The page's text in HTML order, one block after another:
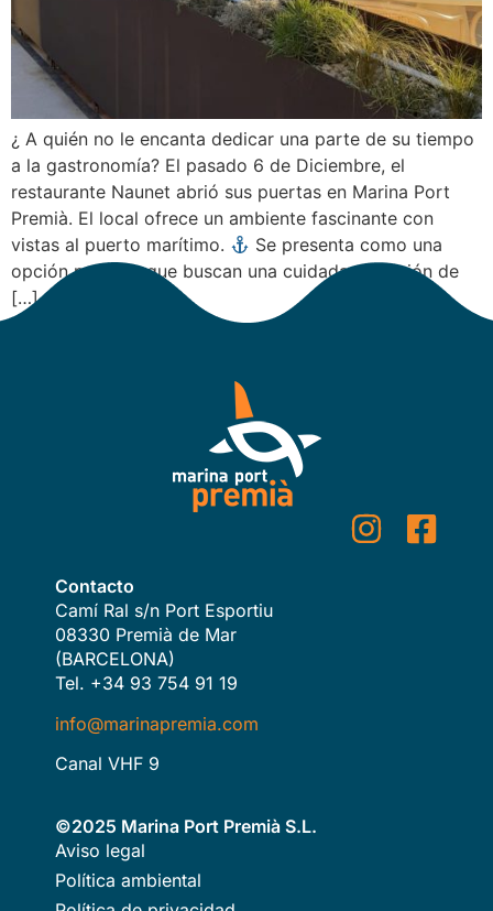
¿ A quién no le encanta dedicar una parte de su tiempo
a la gastronomía? El pasado 6 de Diciembre, el
restaurante Naunet abrió sus puertas en Marina Port
Premià. El local ofrece un ambiente fascinante con
vistas al puerto marítimo.
Se presenta como una
opción para los que buscan una cuidada selección de
[…]
Contacto
Camí Ral s/n Port Esportiu
08330 Premià de Mar
(BARCELONA)
Tel. +34 93 754 91 19
info@marinapremia.com
Canal VHF 9
©2025 Marina Port Premià S.L.
Aviso legal
Política ambiental